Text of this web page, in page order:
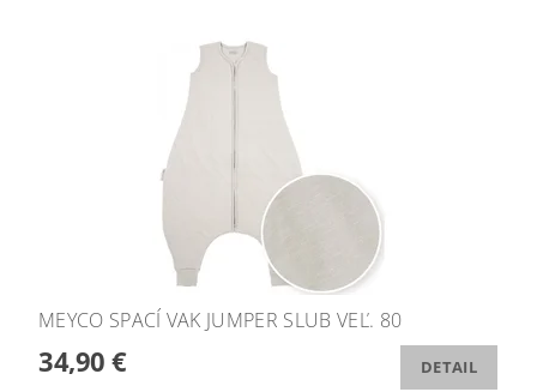
MEYCO SPACÍ VAK JUMPER SLUB VEĽ. 80
34,90 € DETAIL